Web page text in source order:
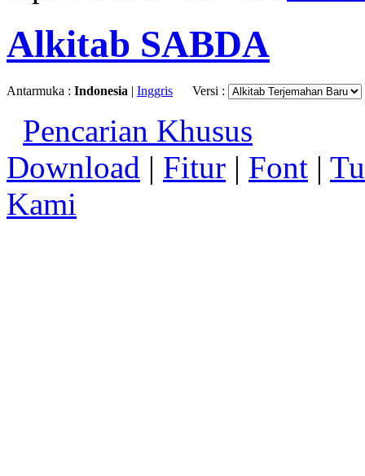
Alkitab SABDA
Antarmuka : Indonesia | Inggris Versi :
Pencarian Khusus
Download | Fitur | Font |
Kami